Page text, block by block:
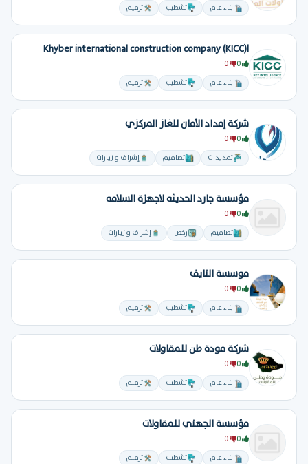
بناء عام تشطيب ترميم
Khyber international construction company (KICC)l
بناء عام تشطيب ترميم
شركة إمداد الأمان للغاز المركزي
تمديدات تصاميم إشراف و زيارات
مؤسسة جارد الحديثه لاجهزة السلامه
تصاميم رخص إشراف و زيارات
موسسة النايف
بناء عام تشطيب ترميم
شركة مودة طن للمقاولات
بناء عام تشطيب ترميم
مؤسسة الجهني للمقاولات
بناء عام تشطيب ترميم